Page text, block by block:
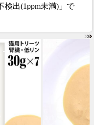
検出(1ppm未満)」で